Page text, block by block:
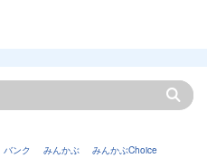
バンク みんかぶ
みんかぶChoice